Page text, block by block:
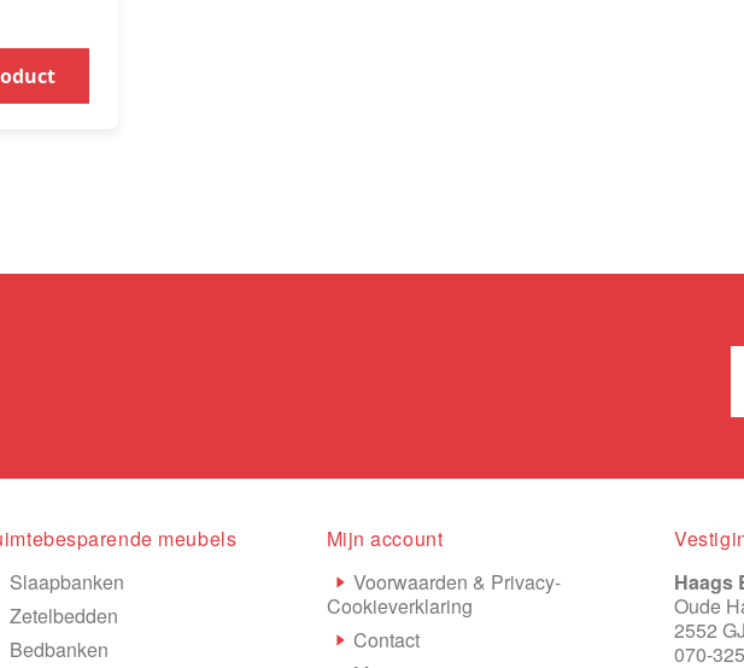
meubels
Slaapbanken
Zetelbedden
Bedbanken
Mijn account
Voorwaarden & Privacy-
Cookieverklaring
Contact
Haags
Oude
2552
070-